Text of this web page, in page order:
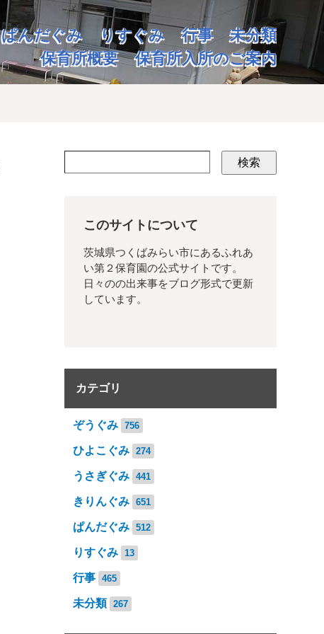
ぱんだぐみ りすぐみ 行事
未分類
保育所概要
保育所入所のご案内
検索
このサイトについて
茨城県つくばみらい市にあるふれあ
い第２保育園の公式サイトです。
日々のの出来事をブログ形式で更新
しています。
カテゴリ
ぞうぐみ 756
ひよこぐみ 274
うさぎぐみ 441
きりんぐみ 651
ぱんだぐみ 512
りすぐみ 13
行事 465
未分類 267